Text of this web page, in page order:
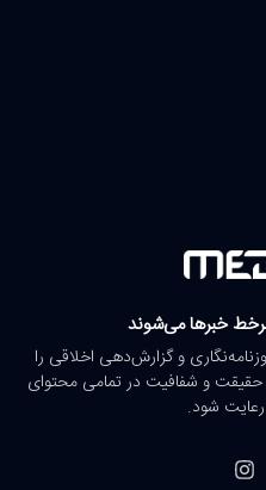
خبرها می‌شوند
و گزارش‌دهی اخلاقی را
و شفافیت در تمامی محتوای
شود.